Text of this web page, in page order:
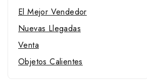
El Mejor Vendedor
Nuevas Llegadas
Venta
Objetos Calientes